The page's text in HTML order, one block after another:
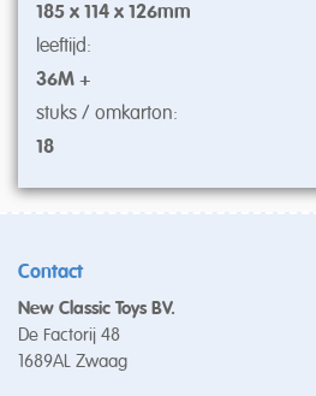
185 x 114 x 126mm
leeftijd:
36M +
stuks / omkarton:
18
Contact
New Classic Toys BV.
De Factorij 48
1689AL Zwaag